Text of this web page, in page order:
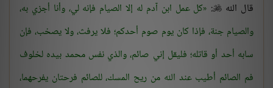
قال الله 
: كل عمل ابن آدم له إلا الصيام فإنه لي، وأنا أجزي به،
والصيام جنة، فإذا كان يوم صوم أحدكم؛ فلا يرفث، ولا يصخب، فإن
سابه أحد أو قاتله؛ فليقل إني صائم، والذي نفس محمد بيده لخلوف
فم الصائم أطيب عند الله من ريح المسك، للصائم فرحتان يفرحهما،